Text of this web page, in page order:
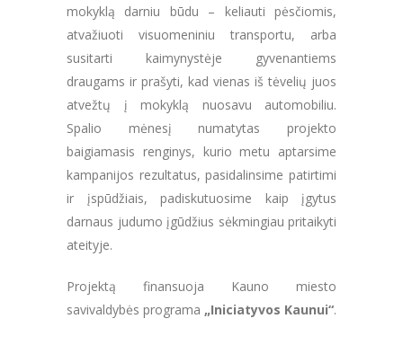
mokyklą darniu būdu – keliauti pėsčiomis,
atvažiuoti visuomeniniu transportu, arba
susitarti kaimynystėje gyvenantiems
draugams ir prašyti, kad vienas iš tėvelių juos
atvežtų į mokyklą nuosavu automobiliu.
Spalio mėnesį numatytas projekto
baigiamasis renginys, kurio metu aptarsime
kampanijos rezultatus, pasidalinsime patirtimi
ir įspūdžiais, padiskutuosime kaip įgytus
darnaus judumo įgūdžius sėkmingiau pritaikyti
ateityje.
Projektą finansuoja Kauno miesto
savivaldybės programa „Iniciatyvos Kaunui“.